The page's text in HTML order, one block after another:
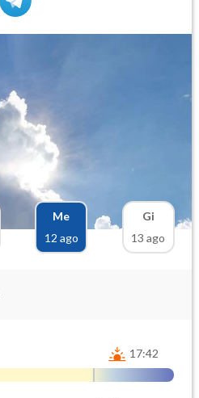
Me
12 ago
Gi
13 ago
17:42